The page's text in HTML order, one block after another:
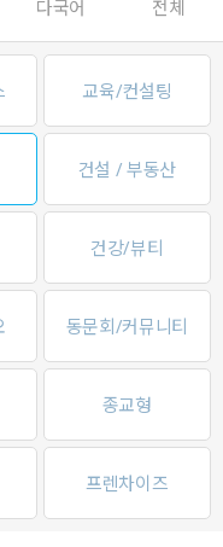
다국어 전체
교육/컨설팅
건설 / 부동산
건강/뷰티
동문회/커뮤니티
종교형
프렌차이즈